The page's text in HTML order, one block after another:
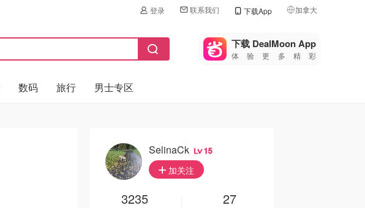
登录 联系我们 下载App 加拿大
🇺🇸
美国
🇨🇳中国
🇮🇹
下载 DealMoon App
体验更多精彩
数码 旅行 男士专区
SelinaCk 15
加关注
3235 27